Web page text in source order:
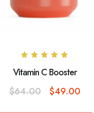
5.00
sur 5
Vitamin C Booster
$64.00 $49.00